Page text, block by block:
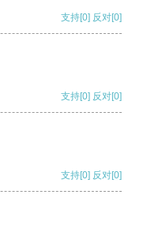
支持[0] 反对[0]
支持[0] 反对[0]
支持[0] 反对[0]